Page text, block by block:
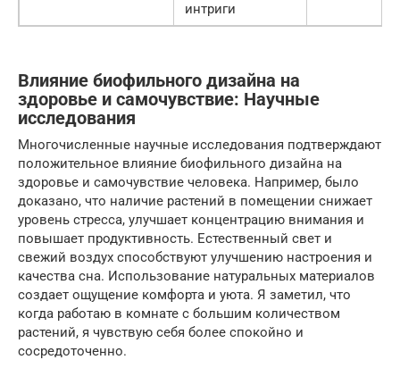
интриги
Влияние биофильного дизайна на
здоровье и самочувствие: Научные
исследования
Многочисленные научные исследования подтверждают
положительное влияние биофильного дизайна на
здоровье и самочувствие человека. Например, было
доказано, что наличие растений в помещении снижает
уровень стресса, улучшает концентрацию внимания и
повышает продуктивность. Естественный свет и
свежий воздух способствуют улучшению настроения и
качества сна. Использование натуральных материалов
создает ощущение комфорта и уюта. Я заметил, что
когда работаю в комнате с большим количеством
растений, я чувствую себя более спокойно и
сосредоточенно.